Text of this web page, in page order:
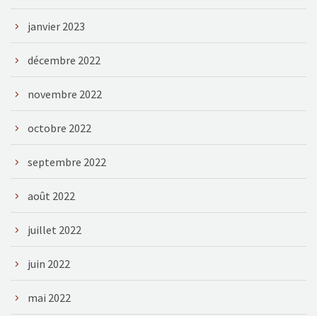
janvier 2023
décembre 2022
novembre 2022
octobre 2022
septembre 2022
août 2022
juillet 2022
juin 2022
mai 2022